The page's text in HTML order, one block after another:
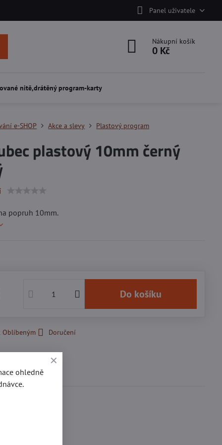
Panel uživatele
Nákupní košík
0 Kč
nitě,drátěný program-karty
e-SHOP Akce a slevy Plastový program
plastový 10mm černý
popruh 10mm.
Do košíku
Oblíbeným Doručení
0
ohledně